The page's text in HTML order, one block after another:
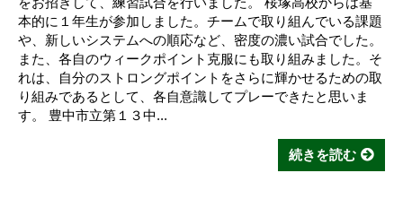
本的に１年生が参加しました。チームで取り組んでいる課題
や、新しいシステムへの順応など、密度の濃い試合でした。
また、各自のウィークポイント克服にも取り組みました。そ
れは、自分のストロングポイントをさらに輝かせるための取
り組みであるとして、各自意識してプレーできたと思いま
す。 豊中市立第１３中...
続きを読む